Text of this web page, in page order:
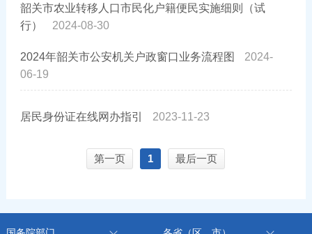
韶关市农业转移人口市民化户籍便民实施细则（试
行）
2024-08-30
2024年韶关市公安机关户政窗口业务流程图
2024-
06-19
居民身份证在线网办指引 2023-11-23
第一页 1 最后一页